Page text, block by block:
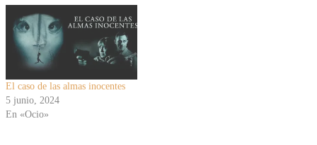
El caso de las almas inocentes
5 junio, 2024
En «Ocio»